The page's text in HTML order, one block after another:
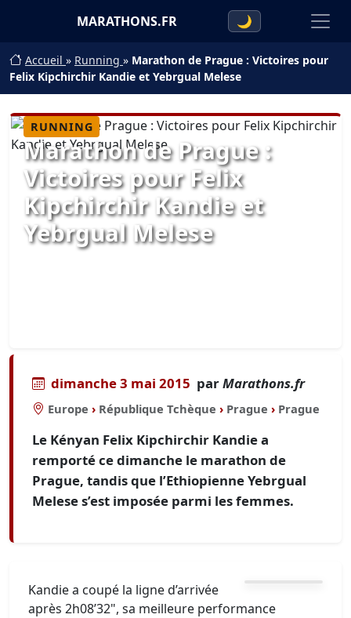
MARATHONS.FR 🌙
Accueil » Running » Marathon de Prague : Victoires pour
Felix Kipchirchir Kandie et Yebrgual Melese
RUNNING
Marathon de Prague :
Victoires pour Felix
Kipchirchir Kandie et
Yebrgual Melese
dimanche 3 mai 2015 parMarathons.fr
Europe › République Tchèque › Prague › Prague
Le Kényan Felix Kipchirchir Kandie a
remporté ce dimanche le marathon de
Prague, tandis que l’Ethiopienne Yebrgual
Melese s’est imposée parmi les femmes.
Kandie a coupé la ligne d’arrivée
après 2h08’32", sa meilleure performance